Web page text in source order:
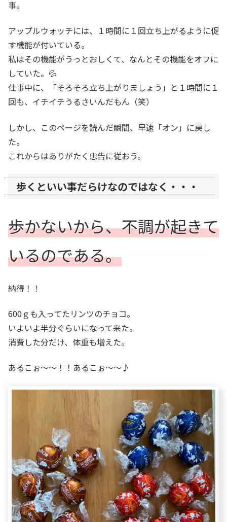
事。
アップルウォッチには、１時間に１回立ち上がるように促
す機能が付いている。
私はその機能がうっとおしくて、なんとその機能をオフに
していた。💦
仕事中に、「そろそろ立ち上がりましょう」と１時間に１
回も、イチイチうるさいんだもん（笑）
しかし、このページを読んだ瞬間、早速「オン」に戻し
た。
これからはありがたく忠告に従おう。
歩くといい事だらけなのではなく・・・
歩かないから、不調が起きて
いるのである。
納得！！
600ｇも入ってたリンツのチョコ。
いよいよ半分ぐらいになって来た。
消費した分だけ、体重も増えた。
あるこぉ～～！！あるこぉ～～♪